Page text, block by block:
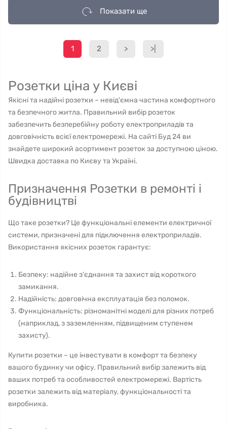
Показати ще
1 2 > >|
Розетки ціна у Києві
Якісні та надійні розетки – невід'ємна частина комфортного
та безпечного житла. Правильний вибір розеток
забезпечить безперебійну роботу електроприладів та
довговічність всієї електромережі. На сайті Буд 24 ви
знайдете широкий асортимент розеток за доступною ціною.
Швидка доставка по Києву та Україні.
Призначення Розетки в ремонті і
будівництві
Що таке розетки? Це функціональні елементи електричної
системи, призначені для підключення електроприладів.
Використання якісних розеток гарантує:
Безпеку: надійне з'єднання та захист від короткого
замикання.
Надійність: довговічна експлуатація без поломок.
Функціональність: різноманітні моделі для різних потреб
(наприклад, з заземленням, підвищеним ступенем
захисту).
Купити розетки – це інвестувати в комфорт та безпеку
вашого будинку чи офісу. Правильний вибір залежить від
ваших потреб та особливостей електромережі. Вартість
розетки залежить від матеріалу, функціональності та
виробника.